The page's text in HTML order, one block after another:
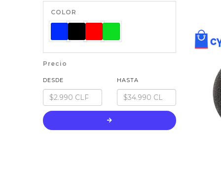
COLOR
Precio
DESDE HASTA